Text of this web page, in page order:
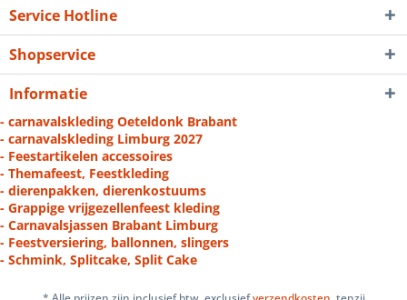
Service Hotline
Shopservice
Informatie
- carnavalskleding Oeteldonk Brabant
- carnavalskleding Limburg 2027
- Feestartikelen accessoires
- Themafeest, Feestkleding
- dierenpakken, dierenkostuums
- Grappige vrijgezellenfeest kleding
- Carnavalsjassen Brabant Limburg
- Feestversiering, ballonnen, slingers
- Schmink, Splitcake, Split Cake